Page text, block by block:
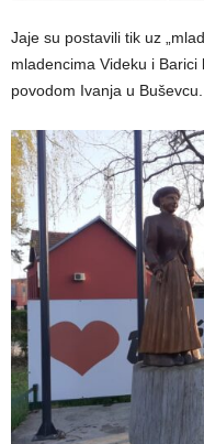
Jaje su postavili tik uz „
mladencima Videku i Barici
povodom Ivanja u Buševcu.